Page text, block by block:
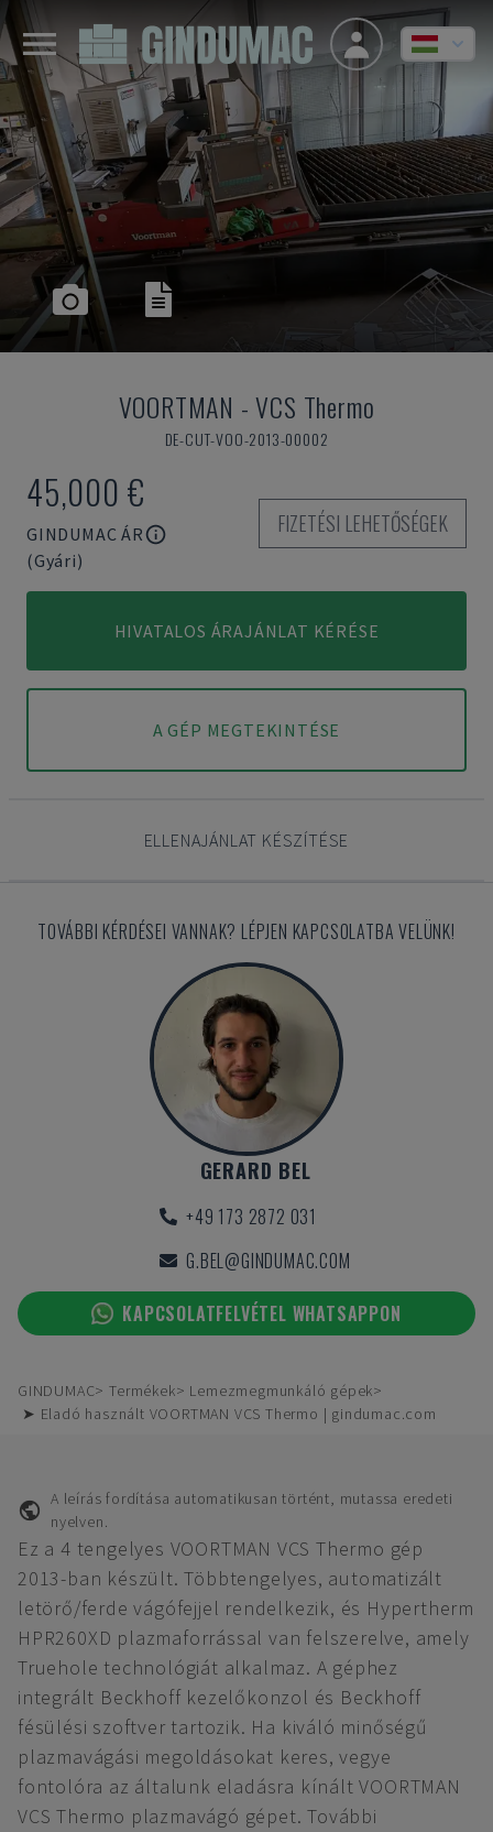
VOORTMAN -VCS Thermo
DE-CUT-VOO-2013-00002
45,000 €
GINDUMAC ÁR
(Gyári)
FIZETÉSI LEHETŐSÉGEK
HIVATALOS ÁRAJÁNLAT KÉRÉSE
A GÉP MEGTEKINTÉSE
ELLENAJÁNLAT KÉSZÍTÉSE
TOVÁBBI KÉRDÉSEI VANNAK? LÉPJEN KAPCSOLATBA VELÜNK!
GERARD BEL
+49 173 2872 031
G.BEL@GINDUMAC.COM
KAPCSOLATFELVÉTEL WHATSAPPON
GINDUMAC Termékek
Lemezmegmunkáló gépek
➤ Eladó használt VOORTMAN VCS Thermo | gindumac.com
A leírás fordítása automatikusan történt, mutassa eredeti
nyelven.
Ez a 4 tengelyes VOORTMAN VCS Thermo gép
2013-ban készült. Többtengelyes, automatizált
letörő/ferde vágófejjel rendelkezik, és Hypertherm
HPR260XD plazmaforrással van felszerelve, amely
Truehole technológiát alkalmaz. A géphez
integrált Beckhoff kezelőkonzol és Beckhoff
fésülési szoftver tartozik. Ha kiváló minőségű
plazmavágási megoldásokat keres, vegye
fontolóra az általunk eladásra kínált VOORTMAN
VCS Thermo plazmavágó gépet. További